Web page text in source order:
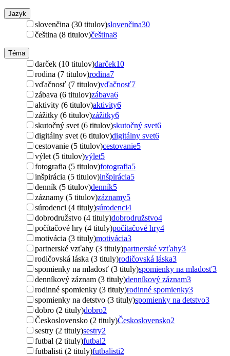
Jazyk
slovenčina (30 titulov)slovenčina30
čeština (8 titulov)čeština8
Téma
darček (10 titulov)darček10
rodina (7 titulov)rodina7
vďačnosť (7 titulov)vďačnosť7
zábava (6 titulov)zábava6
aktivity (6 titulov)aktivity6
zážitky (6 titulov)zážitky6
skutočný svet (6 titulov)skutočný svet6
digitálny svet (6 titulov)digitálny svet6
cestovanie (5 titulov)cestovanie5
výlet (5 titulov)výlet5
fotografia (5 titulov)fotografia5
inšpirácia (5 titulov)inšpirácia5
denník (5 titulov)denník5
záznamy (5 titulov)záznamy5
súrodenci (4 tituly)súrodenci4
dobrodružstvo (4 tituly)dobrodružstvo4
počítačové hry (4 tituly)počítačové hry4
motivácia (3 tituly)motivácia3
partnerské vzťahy (3 tituly)partnerské vzťahy3
rodičovská láska (3 tituly)rodičovská láska3
spomienky na mladosť (3 tituly)spomienky na mladosť3
denníkový záznam (3 tituly)denníkový záznam3
rodinné spomienky (3 tituly)rodinné spomienky3
spomienky na detstvo (3 tituly)spomienky na detstvo3
dobro (2 tituly)dobro2
Československo (2 tituly)Československo2
sestry (2 tituly)sestry2
futbal (2 tituly)futbal2
futbalisti (2 tituly)futbalisti2